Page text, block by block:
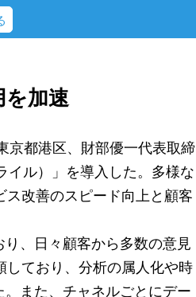
加速
京都港区、財部優一代表取締
イル）」を導入した。多様な
改善のスピード向上と顧客
、日々顧客から多数の意見
ており、分析の属人化や時
また、チャネルごとにデー